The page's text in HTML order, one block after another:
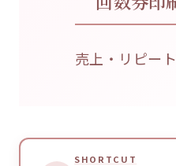
売上・リピー
SHORTCUT